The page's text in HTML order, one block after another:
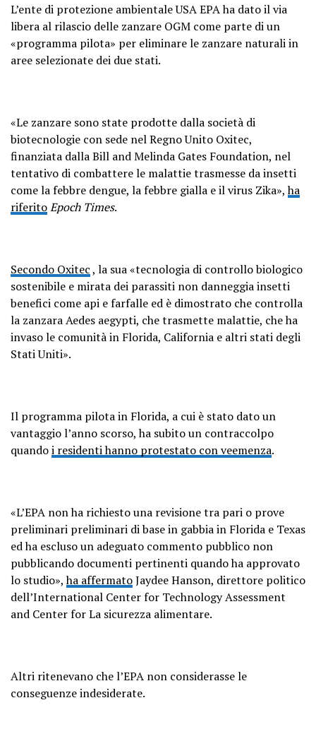
L’ente di protezione ambientale USA EPA ha dato il via
libera al rilascio delle zanzare OGM come parte di un
«programma pilota» per eliminare le zanzare naturali in
aree selezionate dei due stati.
«Le zanzare sono state prodotte dalla società di
biotecnologie con sede nel Regno Unito Oxitec,
finanziata dalla Bill and Melinda Gates Foundation, nel
tentativo di combattere le malattie trasmesse da insetti
come la febbre dengue, la febbre gialla e il virus Zika»,ha
riferitoEpoch Times.
Secondo Oxitec, la sua «tecnologia di controllo biologico
sostenibile e mirata dei parassiti non danneggia insetti
benefici come api e farfalle ed è dimostrato che controlla
la zanzara Aedes aegypti, che trasmette malattie, che ha
invaso le comunità in Florida, California e altri stati degli
Stati Uniti».
Il programma pilota in Florida, a cui è stato dato un
vantaggio l’anno scorso, ha subito un contraccolpo
quandoi residenti hanno protestato con veemenza.
«L’EPA non ha richiesto una revisione tra pari o prove
preliminari preliminari di base in gabbia in Florida e Texas
ed ha escluso un adeguato commento pubblico non
pubblicando documenti pertinenti quando ha approvato
lo studio»,ha affermatoJaydee Hanson, direttore politico
dell’International Center for Technology Assessment
and Center for La sicurezza alimentare.
Altri ritenevano che l’EPA non considerasse le
conseguenze indesiderate.